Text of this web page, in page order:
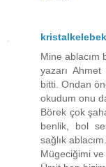
Mine ablacım
yazarı
bitti. Ondan
okudum onu
Börek çok
benlik, bol
sağlık ablacım.
Mügeciğimi ve